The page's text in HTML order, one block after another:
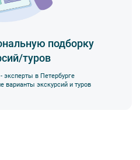
подборку
туров
в Петербурге
варианты экскурсий и туров